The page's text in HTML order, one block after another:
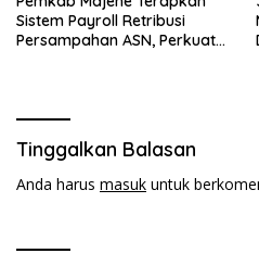
Sistem Payroll Retribusi
Persampahan ASN, Perkuat
Tinggalkan Balasan
Anda harus masuk untuk